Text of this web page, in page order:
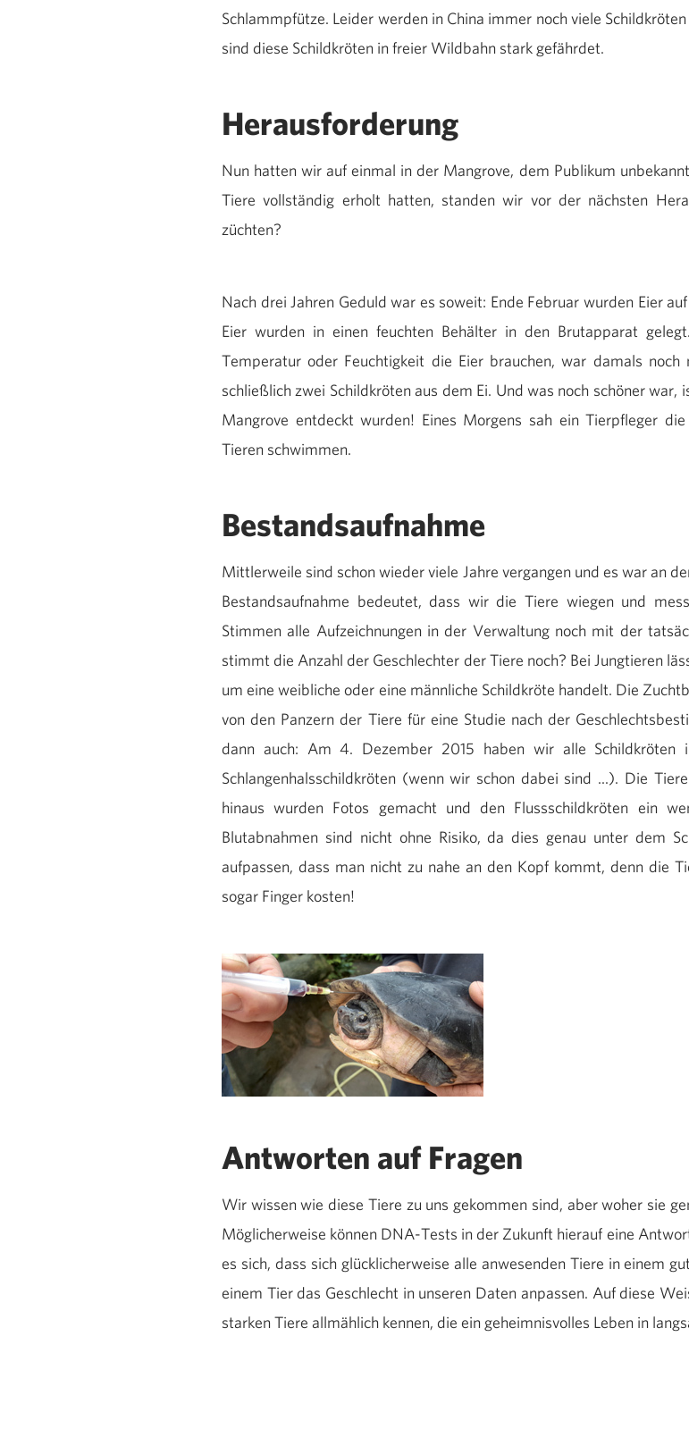
Schlammpfütze. Leider werden in China immer noch viele
sind diese Schildkröten in freier Wildbahn stark gefährdet.
Herausforderung
Nun hatten wir auf einmal in der Mangrove, dem Publikum
Tiere vollständig erholt hatten, standen wir vor der nächsten
züchten?
Nach drei Jahren Geduld war es soweit: Ende Februar wurden Eier
Eier wurden in einen feuchten Behälter in den Brutapparat
Temperatur oder Feuchtigkeit die Eier brauchen, war damals
schließlich zwei Schildkröten aus dem Ei. Und was noch schöner war,
Mangrove entdeckt wurden! Eines Morgens sah ein Tierpfleger
Tieren schwimmen.
Bestandsaufnahme
Mittlerweile sind schon wieder viele Jahre vergangen und es war an
Bestandsaufnahme bedeutet, dass wir die Tiere wiegen und
Stimmen alle Aufzeichnungen in der Verwaltung noch mit der
stimmt die Anzahl der Geschlechter der Tiere noch? Bei Jungtieren
um eine weibliche oder eine männliche Schildkröte handelt. Die
von den Panzern der Tiere für eine Studie nach der
dann auch: Am 4. Dezember 2015 haben wir alle Schildkröten
Schlangenhalsschildkröten (wenn wir schon dabei sind ...). Die
hinaus wurden Fotos gemacht und den Flussschildkröten ein
Blutabnahmen sind nicht ohne Risiko, da dies genau unter dem
aufpassen, dass man nicht zu nahe an den Kopf kommt, denn die
sogar Finger kosten!
Antworten auf Fragen
Wir wissen wie diese Tiere zu uns gekommen sind, aber woher sie
Möglicherweise können DNA-Tests in der Zukunft hierauf eine
es sich, dass sich glücklicherweise alle anwesenden Tiere in einem
einem Tier das Geschlecht in unseren Daten anpassen. Auf diese
starken Tiere allmählich kennen, die ein geheimnisvolles Leben in